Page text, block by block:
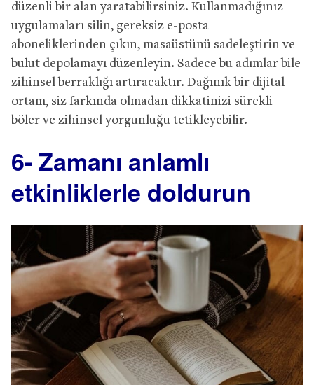
düzenli bir alan yaratabilirsiniz. Kullanmadığınız
uygulamaları silin, gereksiz e-posta
aboneliklerinden çıkın, masaüstünü sadeleştirin ve
bulut depolamayı düzenleyin. Sadece bu adımlar bile
zihinsel berraklığı artıracaktır. Dağınık bir dijital
ortam, siz farkında olmadan dikkatinizi sürekli
böler ve zihinsel yorgunluğu tetikleyebilir.
6- Zamanı anlamlı
etkinliklerle doldurun